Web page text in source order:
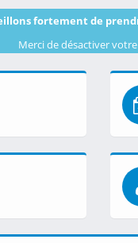
fortement de
Merci de désactiver